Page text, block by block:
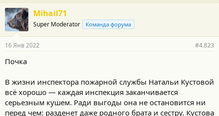
Mihail71
Super Moderator Команда форума
16 Янв 2022 #4.823
Почка
В жизни инспектора пожарной службы Натальи Кустовой
всё хорошо — каждая инспекция заканчивается
серьезным кушем. Ради выгоды она не остановится ни
перед чем: разденет даже родного брата и сестру. Кустова